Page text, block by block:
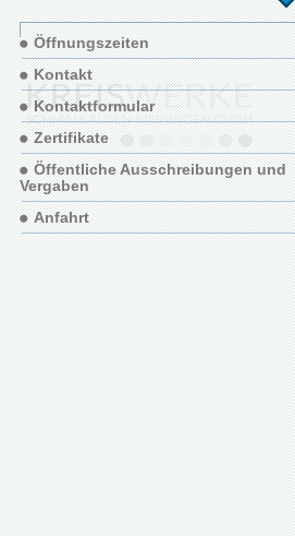
Öffnungszeiten
Kontakt
Kontaktformular
Zertifikate
Öffentliche Ausschreibungen und
Vergaben
Anfahrt